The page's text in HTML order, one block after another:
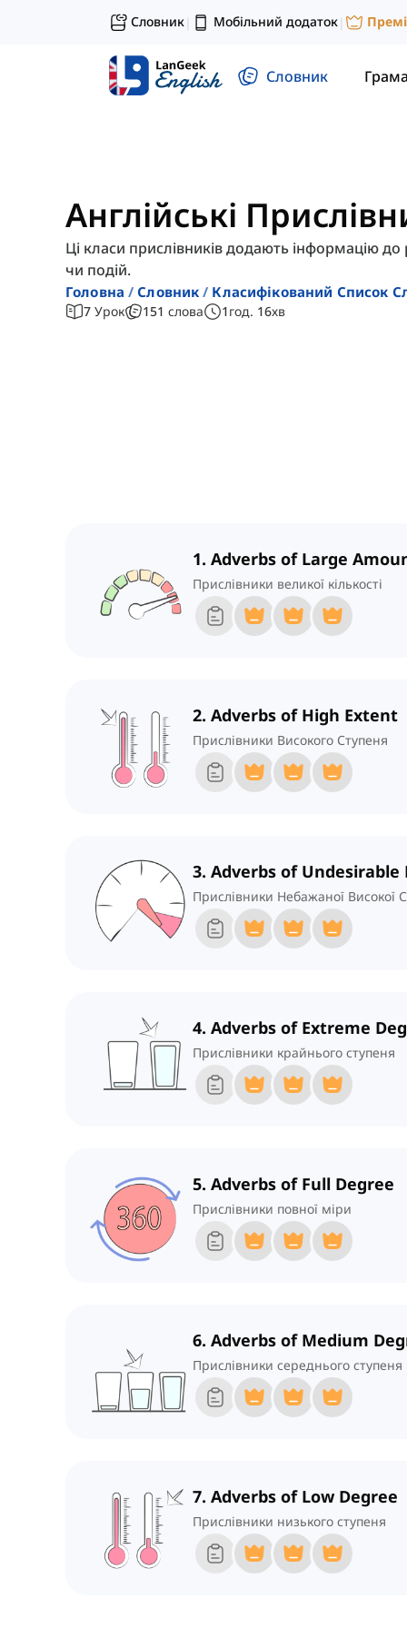
Словник| Мобільний додаток|
Словник
Англійські
Ці класи прислівників додають інформацію
чи подій.
Головна Словник Класифікований Список
7 Урок 151 слова 1год. 16хв
1. Adverbs of Large
Прислівники великої кількості
2. Adverbs of High Extent
Прислівники Високого Ступеня
3. Adverbs of
Прислівники Небажаної Високої
4. Adverbs of Extreme
Прислівники крайнього ступеня
5. Adverbs of Full Degree
Прислівники повної міри
6. Adverbs of Medium
Прислівники середнього ступеня
7. Adverbs of Low Degree
Прислівники низького ступеня